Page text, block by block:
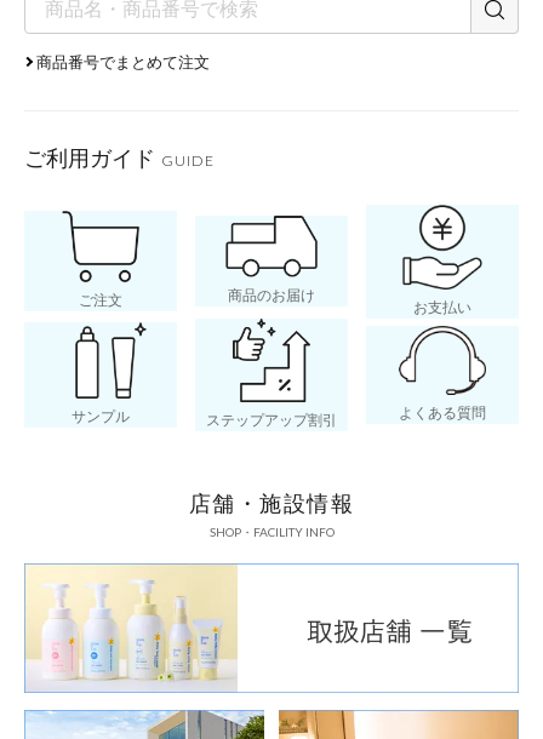
商品番号でまとめて注文
ご利用ガイド GUIDE
ご注文 商品のお届け
お支払い
サンプル ステップアップ割引 よくある質問
店舗・施設情報
SHOP・FACILITY INFO